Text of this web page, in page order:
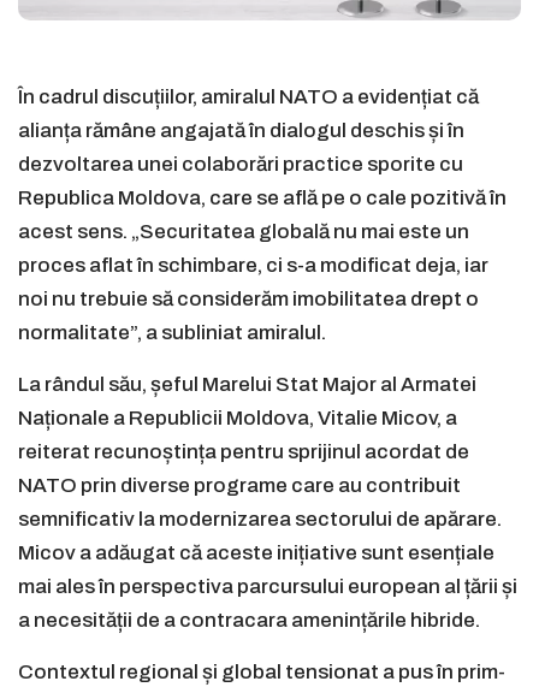
În cadrul discuțiilor, amiralul NATO a evidențiat că
alianța rămâne angajată în dialogul deschis și în
dezvoltarea unei colaborări practice sporite cu
Republica Moldova, care se află pe o cale pozitivă în
acest sens. „Securitatea globală nu mai este un
proces aflat în schimbare, ci s-a modificat deja, iar
noi nu trebuie să considerăm imobilitatea drept o
normalitate”, a subliniat amiralul.
La rândul său, șeful Marelui Stat Major al Armatei
Naționale a Republicii Moldova, Vitalie Micov, a
reiterat recunoștința pentru sprijinul acordat de
NATO prin diverse programe care au contribuit
semnificativ la modernizarea sectorului de apărare.
Micov a adăugat că aceste inițiative sunt esențiale
mai ales în perspectiva parcursului european al țării și
a necesității de a contracara amenințările hibride.
Contextul regional și global tensionat a pus în prim-